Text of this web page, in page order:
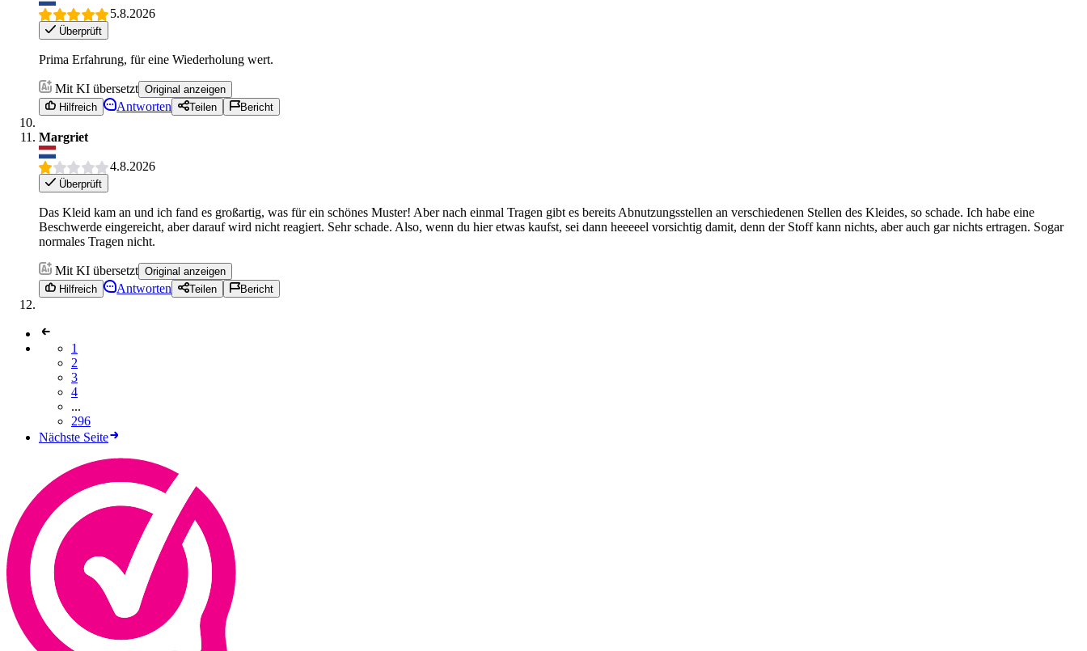
5.8.2026
Überprüft
Prima Erfahrung, für eine Wiederholung wert.
Mit KI übersetzt Original anzeigen
Hilfreich
Antworten Teilen Bericht
Margriet
4.8.2026
Überprüft
Das Kleid kam an und ich fand es großartig, was für ein schönes Muster! Aber nach einmal Tragen gibt es bereits Abnutzungsstellen an verschiedenen Stellen des Kleides, so schade. Ich habe eine
Beschwerde eingereicht, aber darauf wird nicht reagiert. Sehr schade. Also, wenn du hier etwas kaufst, sei dann heeeeel vorsichtig damit, denn der Stoff kann nichts, aber auch gar nichts ertragen. Sogar
normales Tragen nicht.
Mit KI übersetzt Original anzeigen
Hilfreich
Antworten Teilen Bericht
1
2
3
4
...
296
Nächste Seite